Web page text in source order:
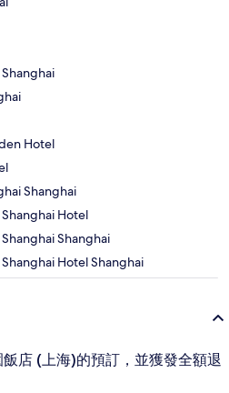
Hotel
Shanghai
Hotel
Shanghai
Hotel Shanghai
店 (上海)的預訂，並獲發全額退